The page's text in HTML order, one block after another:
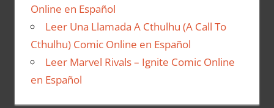
Online en Español
Leer Una Llamada A Cthulhu (A Call To
Cthulhu) Comic Online en Español
Leer Marvel Rivals – Ignite Comic Online
en Español